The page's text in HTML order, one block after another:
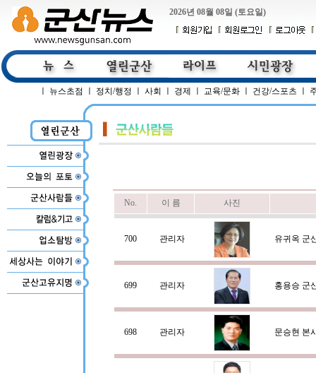
2026년 08월 08일 (토요일)
뉴스초점 정치/행정 사회 경제 교육/문화 건강/스포츠
No. 이 름 사진
700 관리자 유귀옥 군
699 관리자 홍용승 군
698 관리자 문승현 본